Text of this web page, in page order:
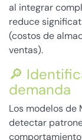
al integrar
reduce
(costos de
ventas).
🔎
demanda
Los modelos de
detectar